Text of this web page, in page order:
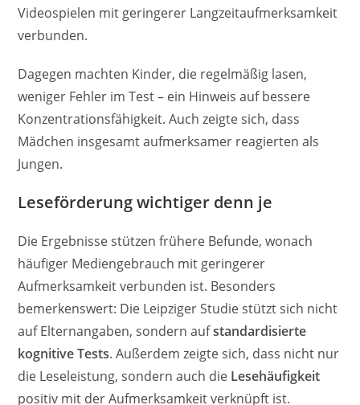
Videospielen mit geringerer Langzeitaufmerksamkeit
verbunden.
Dagegen machten Kinder, die regelmäßig lasen,
weniger Fehler im Test – ein Hinweis auf bessere
Konzentrationsfähigkeit. Auch zeigte sich, dass
Mädchen insgesamt aufmerksamer reagierten als
Jungen.
Leseförderung wichtiger denn je
Die Ergebnisse stützen frühere Befunde, wonach
häufiger Mediengebrauch mit geringerer
Aufmerksamkeit verbunden ist. Besonders
bemerkenswert: Die Leipziger Studie stützt sich nicht
auf Elternangaben, sondern aufstandardisierte
kognitive Tests. Außerdem zeigte sich, dass nicht nur
die Leseleistung, sondern auch die Lesehäufigkeit
positiv mit der Aufmerksamkeit verknüpft ist.